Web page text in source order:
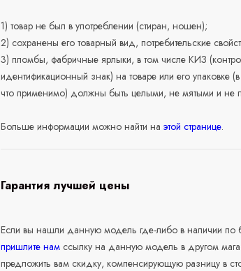
1) товар не был в употреблении (стиран, ношен);
2) сохранены его товарный вид, потребительские
3) пломбы, фабричные ярлыки, в том числе КИЗ
идентификационный знак) на товаре или его упаковке (в
что применимо) должны быть целыми, не мятыми и не
Больше информации можно найти наэтой странице.
Гарантия лучшей цены
Если вы нашли данную модель где-либо в наличии по
пришлите нам ссылку на данную модель в другом
предложить вам скидку, компенсирующую разницу в